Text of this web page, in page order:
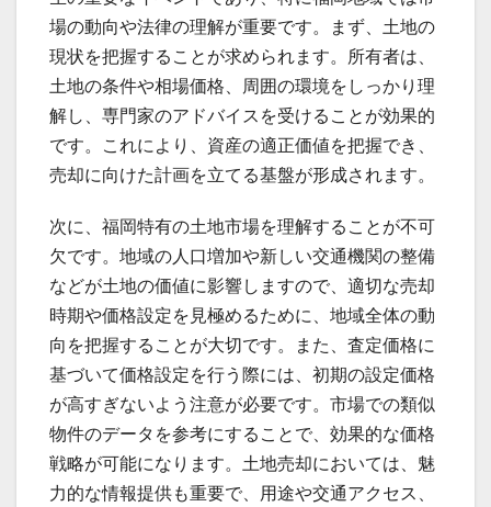
場の動向や法律の理解が重要です。まず、土地の
現状を把握することが求められます。所有者は、
土地の条件や相場価格、周囲の環境をしっかり理
解し、専門家のアドバイスを受けることが効果的
です。これにより、資産の適正価値を把握でき、
売却に向けた計画を立てる基盤が形成されます。
次に、福岡特有の土地市場を理解することが不可
欠です。地域の人口増加や新しい交通機関の整備
などが土地の価値に影響しますので、適切な売却
時期や価格設定を見極めるために、地域全体の動
向を把握することが大切です。また、査定価格に
基づいて価格設定を行う際には、初期の設定価格
が高すぎないよう注意が必要です。市場での類似
物件のデータを参考にすることで、効果的な価格
戦略が可能になります。土地売却においては、魅
力的な情報提供も重要で、用途や交通アクセス、